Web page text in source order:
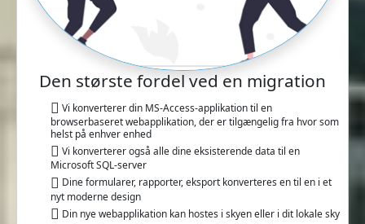
Den største fordel ved en migration
Vi konverterer din MS-Access-applikation til en
browserbaseret webapplikation, der er tilgængelig fra hvor som
helst på enhver enhed
Vi konverterer også alle dine eksisterende data til en
Microsoft SQL-server
Dine formularer, rapporter, eksport konverteres en til en i et
nyt moderne design
Din nye webapplikation kan hostes i skyen eller i dit lokale sky